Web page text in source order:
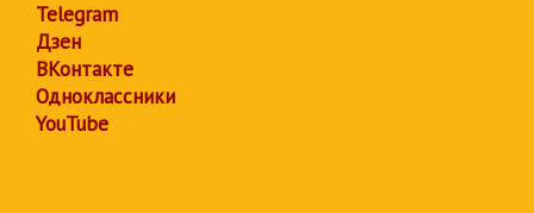
Telegram
Дзен
ВКонтакте
Одноклассники
YouTube